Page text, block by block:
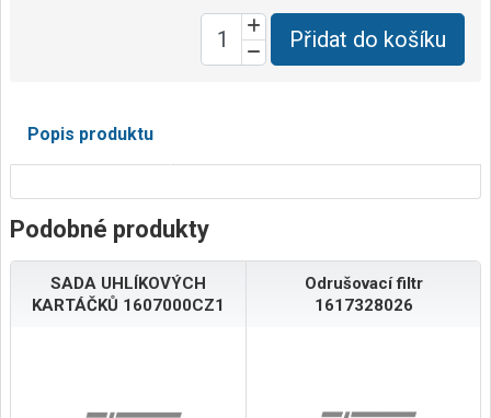
Přidat do košíku
Popis produktu
Podobné produkty
SADA UHLÍKOVÝCH
KARTÁČKŮ 1607000CZ1
Odrušovací filtr
1617328026